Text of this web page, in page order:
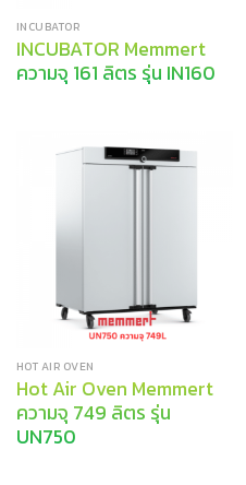
INCUBATOR
INCUBATOR Memmert
ความจุ 161 ลิตร รุ่น IN160
HOT AIR OVEN
Hot Air Oven Memmert
ความจุ 749 ลิตร รุ่น
UN750